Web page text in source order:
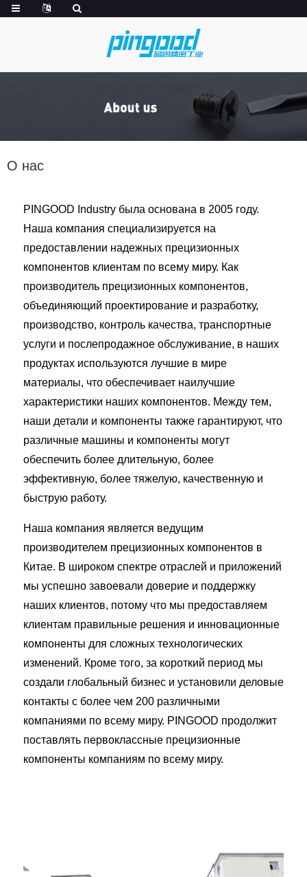
О нас
PINGOOD Industry была основана в 2005 году.
Наша компания специализируется на
предоставлении надежных прецизионных
компонентов клиентам по всему миру. Как
производитель прецизионных компонентов,
объединяющий проектирование и разработку,
производство, контроль качества, транспортные
услуги и послепродажное обслуживание, в наших
продуктах используются лучшие в мире
материалы, что обеспечивает наилучшие
характеристики наших компонентов. Между тем,
наши детали и компоненты также гарантируют, что
различные машины и компоненты могут
обеспечить более длительную, более
эффективную, более тяжелую, качественную и
быструю работу.
Наша компания является ведущим
производителем прецизионных компонентов в
Китае. В широком спектре отраслей и приложений
мы успешно завоевали доверие и поддержку
наших клиентов, потому что мы предоставляем
клиентам правильные решения и инновационные
компоненты для сложных технологических
изменений. Кроме того, за короткий период мы
создали глобальный бизнес и установили деловые
контакты с более чем 200 различными
компаниями по всему миру. PINGOOD продолжит
поставлять первоклассные прецизионные
компоненты компаниям по всему миру.